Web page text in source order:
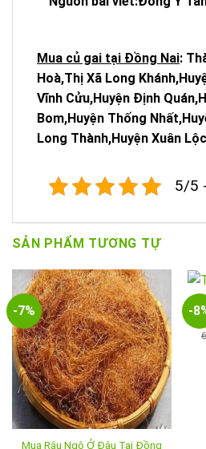
Mua củ gai tại Đồng Nai:
Hoà,Thị Xã Long
Vĩnh Cửu,Huyện Định
Bom,Huyện Thống
Long Thành,Huyện Xuân
5/5
SẢN PHẨM TƯƠNG TỰ
-7%
Mua Râu Ngô Ở Đâu Tại Đồng
-